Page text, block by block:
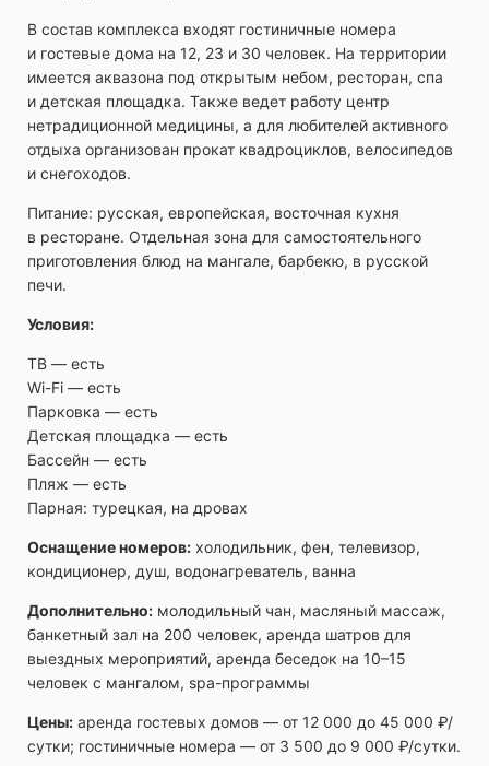
В состав комплекса входят гостиничные номера
и гостевые дома на 12, 23 и 30 человек. На территории
имеется аквазона под открытым небом, ресторан, спа
и детская площадка. Также ведет работу центр
нетрадиционной медицины, а для любителей активного
отдыха организован прокат квадроциклов, велосипедов
и снегоходов.
Питание: русская, европейская, восточная кухня
в ресторане. Отдельная зона для самостоятельного
приготовления блюд на мангале, барбекю, в русской
печи.
Условия:
ТВ ― есть
Wi-Fi ― есть
Парковка ― есть
Детская площадка ― есть
Бассейн ― есть
Пляж ― есть
Парная: турецкая, на дровах
Оснащение номеров: холодильник, фен, телевизор,
кондиционер, душ, водонагреватель, ванна
Дополнительно: молодильный чан, масляный массаж,
банкетный зал на 200 человек, аренда шатров для
выездных мероприятий, аренда беседок на 10–15
человек с мангалом, spa-программы
Цены: аренда гостевых домов ― от 12 000 до 45 000 ₽/
сутки; гостиничные номера ― от 3 500 до 9 000 ₽/сутки.